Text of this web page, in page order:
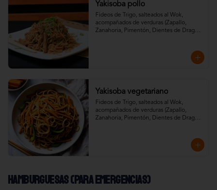
Yakisoba pollo
Fideos de Trigo, salteados al Wok,
acompañados de verduras (Zapallo,
Zanahoria, Pimentón, Dientes de Dragón)
Yakisoba vegetariano
Fideos de Trigo, salteados al Wok,
acompañados de verduras (Zapallo,
Zanahoria, Pimentón, Dientes de Dragón)
Hamburguesas (Para emergencias)